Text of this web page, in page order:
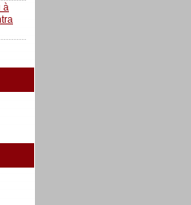
à